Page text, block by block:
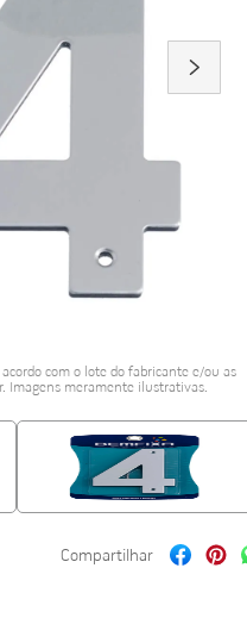
com o lote do fabricante e/ou as
Imagens meramente ilustrativas.
porcelanato